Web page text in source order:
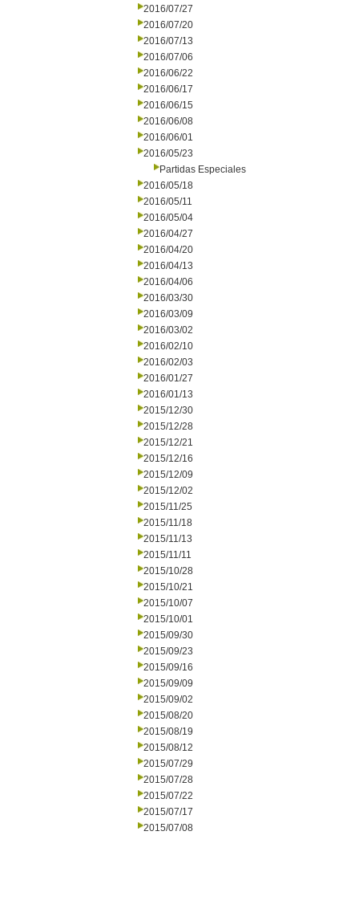
2016/07/27
2016/07/20
2016/07/13
2016/07/06
2016/06/22
2016/06/17
2016/06/15
2016/06/08
2016/06/01
2016/05/23
Partidas Especiales
2016/05/18
2016/05/11
2016/05/04
2016/04/27
2016/04/20
2016/04/13
2016/04/06
2016/03/30
2016/03/09
2016/03/02
2016/02/10
2016/02/03
2016/01/27
2016/01/13
2015/12/30
2015/12/28
2015/12/21
2015/12/16
2015/12/09
2015/12/02
2015/11/25
2015/11/18
2015/11/13
2015/11/11
2015/10/28
2015/10/21
2015/10/07
2015/10/01
2015/09/30
2015/09/23
2015/09/16
2015/09/09
2015/09/02
2015/08/20
2015/08/19
2015/08/12
2015/07/29
2015/07/28
2015/07/22
2015/07/17
2015/07/08